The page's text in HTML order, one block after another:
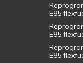
E85
E85
E85